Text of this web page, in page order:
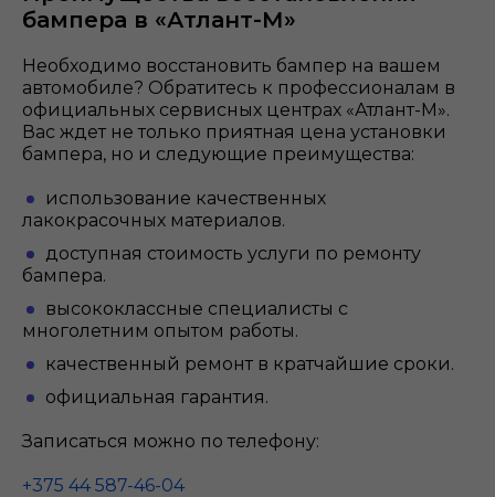
бампера в «Атлант-М»
Необходимо восстановить бампер на вашем
автомобиле? Обратитесь к профессионалам в
официальных сервисных центрах «Атлант-М».
Вас ждет не только приятная цена установки
бампера, но и следующие преимущества:
использование качественных
лакокрасочных материалов.
доступная стоимость услуги по ремонту
бампера.
высококлассные специалисты с
многолетним опытом работы.
качественный ремонт в кратчайшие сроки.
официальная гарантия.
Записаться можно по телефону:
+375 44 587-46-04